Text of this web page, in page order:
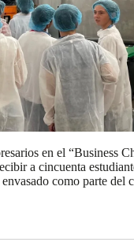
en el “Business
a cincuenta
como parte del